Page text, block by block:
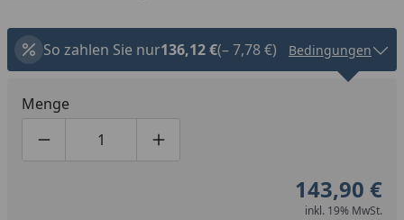
So zahlen Sie nur136,12 €(– 7,78 €) Bedingungen
Menge
Produktmenge um eins verringern
Produktmenge manuell eingeben
Produktmenge um eins erhöhen
143,90 €
inkl. 19% MwSt.